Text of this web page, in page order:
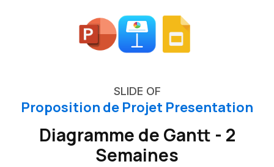
SLIDE OF
Proposition de Projet Presentation
Diagramme de Gantt - 2
Semaines